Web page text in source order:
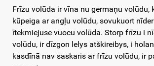
Frīzu volūda ir vīna nu germaņu volūdu,
kūpeiga ar angļu volūdu, sovukuort
ītekmiejuse vuocu volūda. Storp frīzu i
volūdu, ir dīzgon lelys atškireibys, i
kasdīnā nav saskaris ar frīzu volūdu, ir